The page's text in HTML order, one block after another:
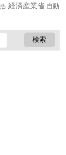
告 経済産業省 自動